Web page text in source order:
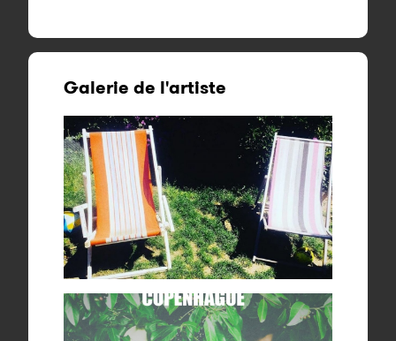
Galerie de l'artiste